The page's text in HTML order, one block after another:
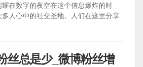
在数字的夜空在这个信息爆炸的时
人心中的社交圣地。人们在这里分享
丝总是少_微博粉丝增